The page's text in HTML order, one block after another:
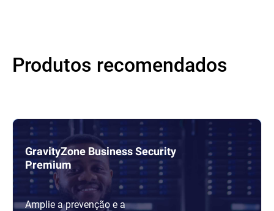
Produtos recomendados
GravityZone Business Security
Premium
Amplie a prevenção e a